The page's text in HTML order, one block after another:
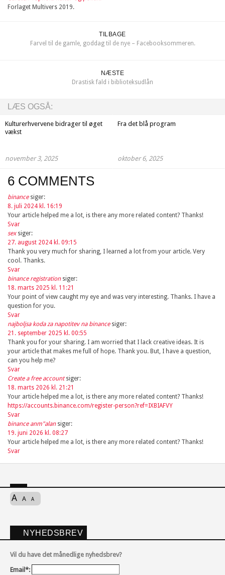
Forlaget Multivers 2019.
TILBAGE
Farvel til de gamle, goddag til de nye – Facebooksommeren.
NÆSTE
Drastisk fald i biblioteksudlån
LÆS OGSÅ:
Kulturerhvervene bidrager til øget
vækst
november 3, 2025
Fra det blå program
oktober 6, 2025
6 COMMENTS
binance siger:
8. juli 2024 kl. 16:19
Your article helped me a lot, is there any more related content? Thanks!
Svar
sex siger:
27. august 2024 kl. 09:15
Thank you very much for sharing, I learned a lot from your article. Very
cool. Thanks.
Svar
binance registration siger:
18. marts 2025 kl. 11:21
Your point of view caught my eye and was very interesting. Thanks. I have a
question for you.
Svar
najboljsa koda za napotitev na binance siger:
21. september 2025 kl. 00:55
Thank you for your sharing. I am worried that I lack creative ideas. It is
your article that makes me full of hope. Thank you. But, I have a question,
can you help me?
Svar
Create a free account siger:
18. marts 2026 kl. 21:21
Your article helped me a lot, is there any more related content? Thanks!
https://accounts.binance.com/register-person?ref=IXBIAFVY
Svar
binance anm"alan siger:
19. juni 2026 kl. 08:27
Your article helped me a lot, is there any more related content? Thanks!
Svar
A A A
NYHEDSBREV
Vil du have det månedlige nyhedsbrev?
Email*: